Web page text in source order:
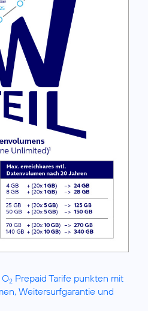
2 Prepaid Tarife punkten mit
Weitersurfgarantie und